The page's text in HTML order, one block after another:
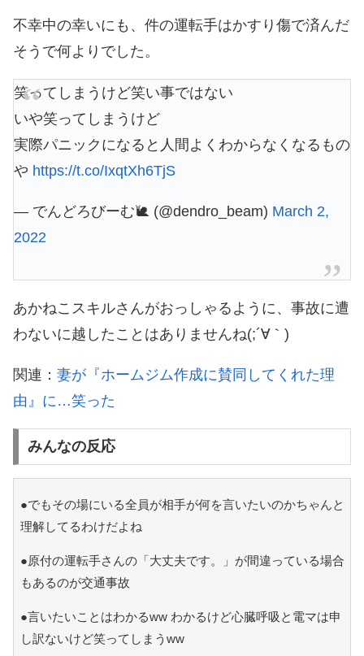
不幸中の幸いにも、件の運転手はかすり傷で済んだ
そうで何よりでした。
笑ってしまうけど笑い事ではない
いや笑ってしまうけど
実際パニックになると人間よくわからなくなるもの
や https://t.co/IxqtXh6TjS
— でんどろびーむ🐌 (@dendro_beam) March 2,
2022
あかねこスキルさんがおっしゃるように、事故に遭
わないに越したことはありませんね(;´∀｀)
関連： 妻が『ホームジム作成に賛同してくれた理
由』に…笑った
みんなの反応
●でもその場にいる全員が相手が何を言いたいのかちゃんと
理解してるわけだよね
●原付の運転手さんの「大丈夫です。」が間違っている場合
もあるのが交通事故
●言いたいことはわかるww わかるけど心臓呼吸と電マは申
し訳ないけど笑ってしまうww